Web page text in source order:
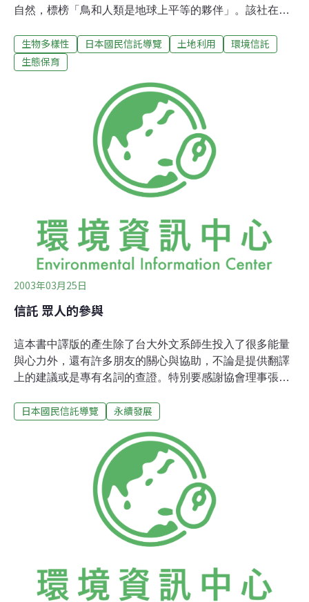
自然，標榜「鳥和人類是地球上平等的夥伴」。該社在
的志工所運作。該社的主要活動包括賞鳥步行、在地的自
然保護運動及研究工作。日本鶴保護區藉著來自全日本的
立了「日本鶴保護區」，做為保護日本鶴和牠們棲地的基
地，鳥會向一位餵食鶴的當地居民-伊藤義隆先生買下了一
部分地，設立了自然中心。協會和伊藤義隆先生達成一項
協議，保留了一塊大約13公頃的牧地，做為餵鶴的地方。
學會將他們的活動重點集中在保護這塊作為鶴鳥棲地的沼
澤，學會買下的地有：1987年取得位於根室市東梅7公頃
的沼澤地，這裡正是鶴繁殖的地方；1990年在鶴居村溫根
1997年
生物多樣性 日本國民信託導覽 土地利用
環境信託
生態保育
2003年03月25日
信託 眾人的參與
這本書中譯版的產生除了台大外文系師生投入了很多能量
與心力外，還有許多朋友的關心與協助，不論是提供翻譯
上的建議或是專有名詞的查證。特別要感謝協會理事張正
觸這本書之前，我對信託的認知是零，但是國民信託在許
精神就在於民眾藉著自己的力量，來保留珍貴的自然或歷
史資產。除了達成「保護資產」的目標外，在民眾參與的
過程中，凝聚的力量會一步步壯大，這樣的力量會擴展到
其他議題上，在任何我們需要關心的事物上發酵，進而產
生影響。一般觀念中，土地、森林等自然資源就是可以開
發利用，可以買賣的。但是信託還原了自然資源的價值，
這些資產是無價的，是地球上所有生命共有的。如果大眾
凝聚行動的意識和資源是條漫長的路，書中許多的信託團
體也是過了數十年才達成初步的目標，但是保護我們的環
日本國民信託導覽 永續發展